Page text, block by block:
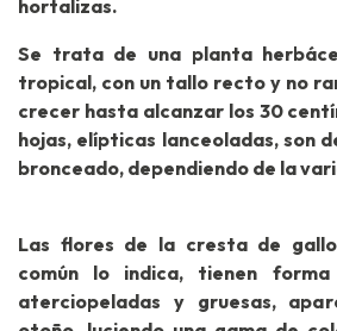
hortalizas.
Se trata de una planta
tropical, con un tallo recto y no
crecer hasta alcanzar los 30
hojas, elípticas lanceoladas, son
bronceado, dependiendo de la
Las flores de la cresta de
común lo indica, tienen
aterciopeladas y gruesas,